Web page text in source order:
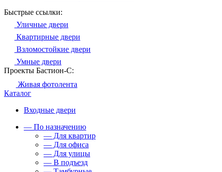
Быстрые ссылки:
Уличные двери
Квартирные двери
Взломостойкие двери
Умные двери
Проекты Бастион-С:
Живая фотолента
Каталог
Входные двери
— По назначению
— Для квартир
— Для офиса
— Для улицы
— В подъезд